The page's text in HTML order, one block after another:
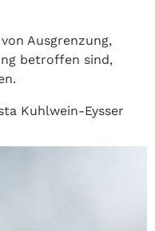
Ausgrenzung,
betroffen sind,
Kuhlwein-Eysser